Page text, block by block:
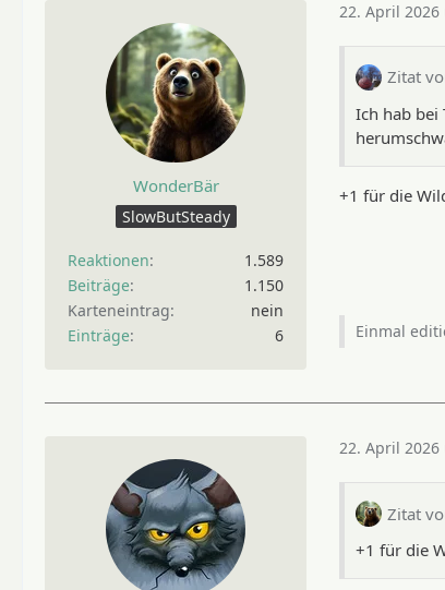
WonderBär
SlowButSteady
Reaktionen
1.589
Beiträge
1.150
Karteneintrag
nein
Einträge
6
22. April 2026
Zitat
Ich hab bei
+1 für die
Einmal
22. April 2026
Zitat
+1 für die